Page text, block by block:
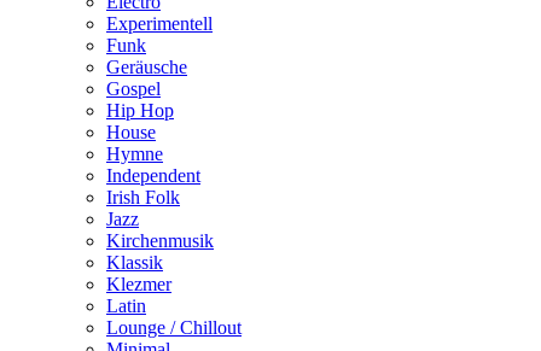
Experimentell
Funk
Geräusche
Gospel
Hip Hop
House
Hymne
Independent
Irish Folk
Jazz
Kirchenmusik
Klassik
Klezmer
Latin
Lounge / Chillout